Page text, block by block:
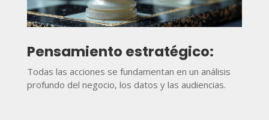
Pensamiento estratégico:
Todas las acciones se fundamentan en un análisis
profundo del negocio, los datos y las audiencias.